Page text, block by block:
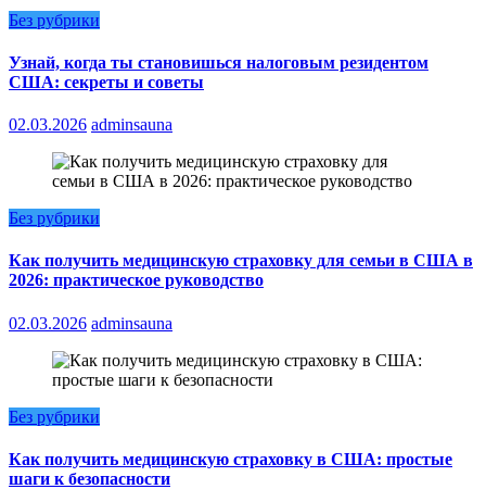
Без рубрики
Узнай, когда ты становишься налоговым резидентом
США: секреты и советы
02.03.2026 adminsauna
Без рубрики
Как получить медицинскую страховку для семьи в США в
2026: практическое руководство
02.03.2026 adminsauna
Без рубрики
Как получить медицинскую страховку в США: простые
шаги к безопасности